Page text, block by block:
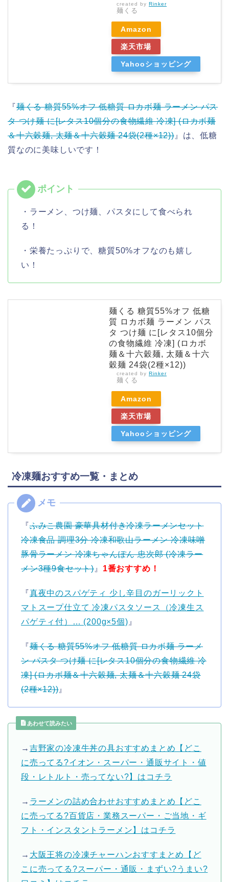
created by Rinker
麺くる
Amazon
楽天市場
Yahooショッピング
『麺くる 糖質55%オフ 低糖質 ロカボ麺 ラーメン パス
タ つけ麺 に[レタス10個分の食物繊維 冷凍] (ロカボ麺
＆十六穀麺, 太麺＆十六穀麺 24袋(2種×12))』は、低糖
質なのに美味しいです！
・ラーメン、つけ麺、パスタにして食べられ
る！
・栄養たっぷりで、糖質50%オフなのも嬉し
い！
麺くる 糖質55%オフ 低糖
質 ロカボ麺 ラーメン パス
タ つけ麺 に[レタス10個分
の食物繊維 冷凍] (ロカボ
麺＆十六穀麺, 太麺＆十六
穀麺 24袋(2種×12))
created by Rinker
麺くる
Amazon
楽天市場
Yahooショッピング
冷凍麺おすすめ一覧・まとめ
『ふみこ農園 豪華具材付き冷凍ラーメンセット
冷凍食品 調理3分 冷凍和歌山ラーメン 冷凍味噌
豚骨ラーメン 冷凍ちゃんぽん 忠次郎 (冷凍ラー
メン3種9食セット) 』 1番おすすめ！
『真夜中のスパゲティ 少し辛目のガーリックト
マトスープ仕立て 冷凍パスタソース（冷凍生ス
パゲティ付）… (200g×5個) 』
『麺くる 糖質55%オフ 低糖質 ロカボ麺 ラーメ
ン パスタ つけ麺 に[レタス10個分の食物繊維 冷
凍] (ロカボ麺＆十六穀麺, 太麺＆十六穀麺 24袋
(2種×12))』
あわせて読みたい
→ 吉野家の冷凍牛丼の具おすすめまとめ【どこ
に売ってる?イオン・スーパー・通販サイト・値
段・レトルト・売ってない?】はコチラ
→ ラーメンの詰め合わせおすすめまとめ【どこ
に売ってる?百貨店・業務スーパー・ご当地・ギ
フト・インスタントラーメン】はコチラ
→ 大阪王将の冷凍チャーハンおすすまとめ【ど
こに売ってる?スーパー・通販・まずい?うまい?